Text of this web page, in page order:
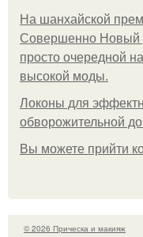
На шанхайской
Совершенно Новый
просто очередной
высокой моды.
Локоны для
обворожительной
Вы можете прийти
© 2026 Прическа и макияж